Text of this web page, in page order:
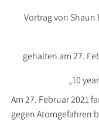
Vortrag von Shaun
gehalten am 27.
„10
Am 27. Februar 2021
gegen Atomgefahren